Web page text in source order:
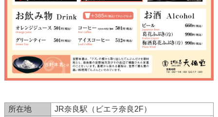
所在地
JR奈良駅（ビエラ奈良2F）